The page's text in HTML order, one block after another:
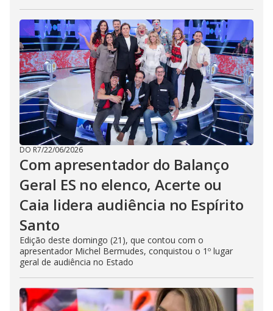
DO R7/22/06/2026
Com apresentador do Balanço
Geral ES no elenco, Acerte ou
Caia lidera audiência no Espírito
Santo
Edição deste domingo (21), que contou com o
apresentador Michel Bermudes, conquistou o 1º lugar
geral de audiência no Estado